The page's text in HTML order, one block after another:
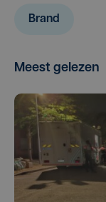
Brand
Meest gelezen